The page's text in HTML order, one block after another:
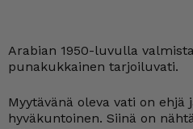
Arabian 1950-luvulla
punakukkainen tarjoiluvati.
Myytävänä oleva vati on
hyväkuntoinen. Siinä on